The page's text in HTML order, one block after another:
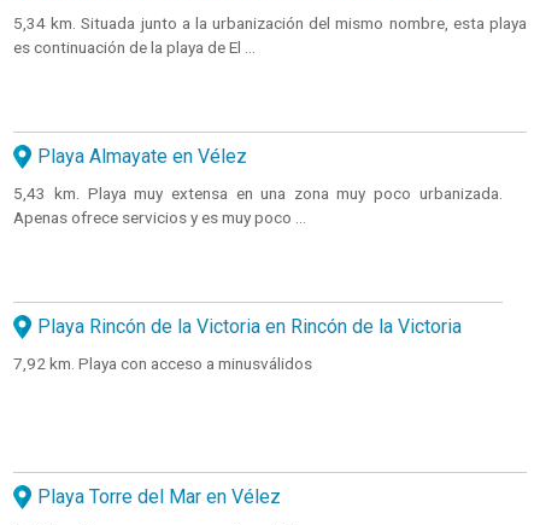
5,34 km. Situada junto a la urbanización del mismo nombre, esta playa
es continuación de la playa de El ...
Playa Almayate en Vélez
5,43 km. Playa muy extensa en una zona muy poco urbanizada.
Apenas ofrece servicios y es muy poco ...
Playa Rincón de la Victoria en Rincón de la Victoria
7,92 km. Playa con acceso a minusválidos
Playa Torre del Mar en Vélez